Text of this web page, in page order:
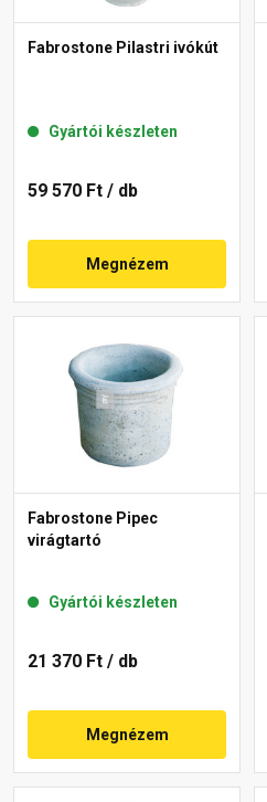
Fabrostone Pilastri ivókút
Gyártói készleten
59 570 Ft / db
Megnézem
Fabrostone Pipec
virágtartó
Gyártói készleten
21 370 Ft / db
Megnézem